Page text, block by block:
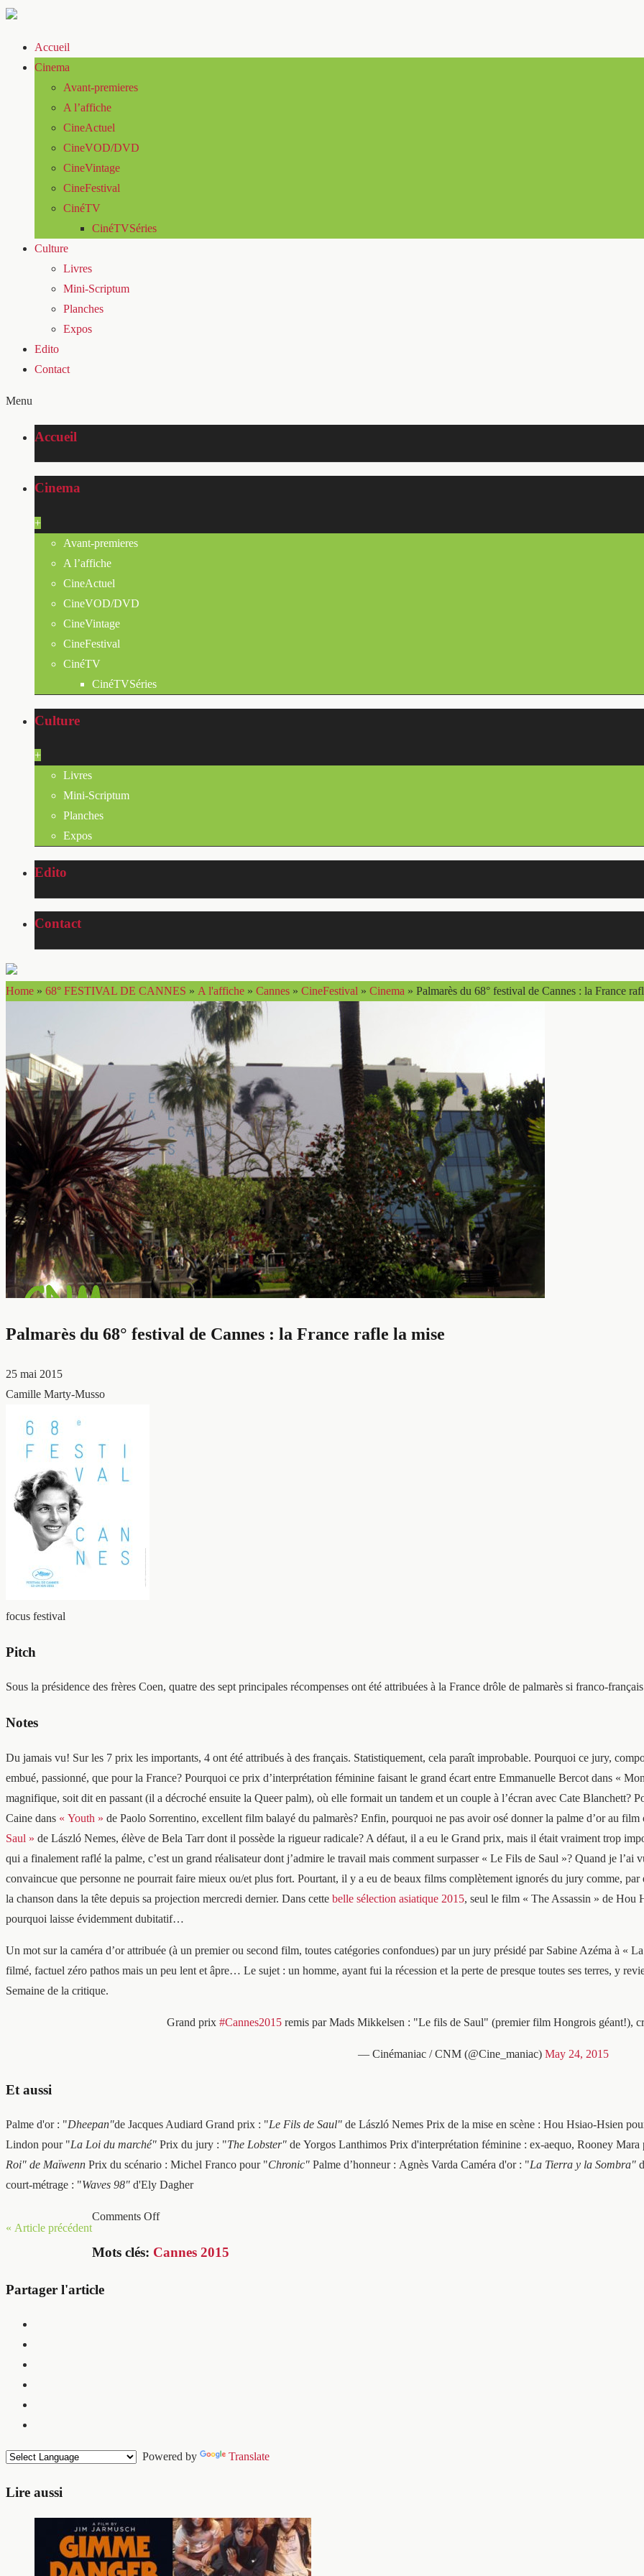
Accueil
Cinema
Avant-premieres
A l’affiche
CineActuel
CineVOD/DVD
CineVintage
CineFestival
CinéTV
CinéTVSéries
Culture
Livres
Mini-Scriptum
Planches
Expos
Edito
Contact
Menu
Accueil
Cinema
+
Avant-premieres
A l’affiche
CineActuel
CineVOD/DVD
CineVintage
CineFestival
CinéTV
CinéTVSéries
Culture
+
Livres
Mini-Scriptum
Planches
Expos
Edito
Contact
Home » 68° FESTIVAL DE CANNES » A l'affiche » Cannes » CineFestival » Cinema » Palmarès du 68° festival de Cannes : la France
Palmarès du 68° festival de Cannes : la France rafle la mise
25 mai 2015
Camille Marty-Musso
focus festival
Pitch
Sous la présidence des frères Coen, quatre des sept principales récompenses ont été attribuées à la France drôle de palmarès si franco-
Notes
Du jamais vu! Sur les 7 prix les importants, 4 ont été attribués à des français. Statistiquement, cela paraît improbable. Pourquoi ce jury,
embué, passionné, que pour la France? Pourquoi ce prix d’interprétation féminine faisant le grand écart entre Emmanuelle Bercot dans «
magnifique, soit dit en passant (il a décroché ensuite la Queer palm), où elle formait un tandem et un couple à l’écran avec Cate Blanchett?
Caine dans « Youth » de Paolo Sorrentino, excellent film balayé du palmarès? Enfin, pourquoi ne pas avoir osé donner la palme d’or au
Saul » de László Nemes, élève de Bela Tarr dont il possède la rigueur radicale? A défaut, il a eu le Grand prix, mais il était vraiment trop
qui a finalement raflé la palme, c’est un grand réalisateur dont j’admire le travail mais comment surpasser « Le Fils de Saul »? Quand je
convaincue que personne ne pourrait faire mieux ou/et plus fort. Pourtant, il y a eu de beaux films complètement ignorés du jury comme, par
la chanson dans la tête depuis sa projection mercredi dernier. Dans cette belle sélection asiatique 2015, seul le film « The Assassin » de Hou
pourquoi laisse évidemment dubitatif…
Un mot sur la caméra d’or attribuée (à un premier ou second film, toutes catégories confondues) par un jury présidé par Sabine Azéma à «
filmé, factuel zéro pathos mais un peu lent et âpre… Le sujet : un homme, ayant fui la récession et la perte de presque toutes ses terres, y
Semaine de la critique.
Grand prix #Cannes2015 remis par Mads Mikkelsen : "Le fils de Saul" (premier film Hongrois géant!),
— Cinémaniac / CNM (@Cine_maniac) May 24, 2015
Et aussi
Palme d'or : "Dheepan"de Jacques Audiard Grand prix : "Le Fils de Saul" de László Nemes Prix de la mise en scène : Hou Hsiao-Hsien
Lindon pour "La Loi du marché" Prix du jury : "The Lobster" de Yorgos Lanthimos Prix d'interprétation féminine : ex-aequo, Rooney Mara
Roi" de Maïwenn Prix du scénario : Michel Franco pour "Chronic" Palme d’honneur : Agnès Varda Caméra d'or : "La Tierra y la Sombra"
court-métrage : "Waves 98" d'Ely Dagher
« Article précédent
Comments Off
Mots clés: Cannes 2015
Partager l'article
Powered by Translate
Lire aussi